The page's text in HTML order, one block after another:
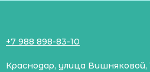
+7 988 898-83-10
Краснодар, улица Вишняковой,